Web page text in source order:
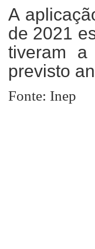
A
de 2021
tiveram a
previsto
Fonte: Inep